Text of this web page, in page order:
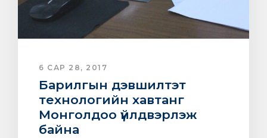
6 САР 28, 2017
Барилгын дэвшилтэт
технологийн хавтанг
Монголдоо үйлдвэрлэж
байна